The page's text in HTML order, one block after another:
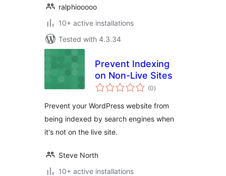
ralphiooooo
10+ active installations
Tested with 4.3.34
Prevent Indexing
on Non-Live Sites
(0total
ratings
)
Prevent your WordPress website from
being indexed by search engines when
it's not on the live site.
Steve North
10+ active installations